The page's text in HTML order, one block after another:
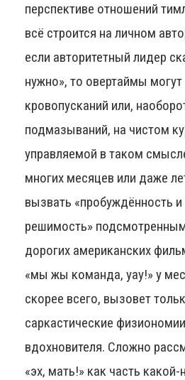
перспективе отношений
всё строится на личном
если авторитетный лидер
нужно», то овертаймы могут
кровопусканий или,
подмазываний, на чистом
управляемой в таком
многих месяцев или даже
вызвать «пробуждённость
решимость»
дорогих американских
«мы жы команда, уау!» у
скорее всего, вызовет
саркастические
вдохновителя. Сложно
«эх, мать!» как часть какой-